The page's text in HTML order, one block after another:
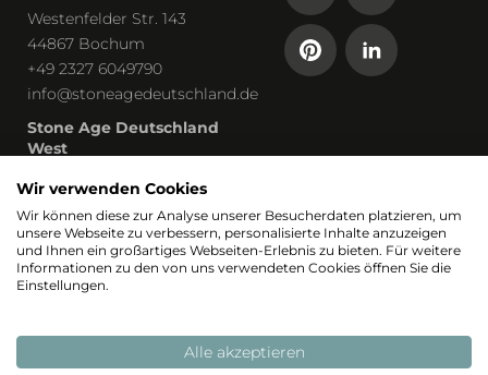
Westenfelder Str. 143
44867 Bochum
+49 2327 6049790
info@stoneagedeutschland.de
Stone Age Deutschland
West
53819 Neunkirchen-Seelscheid
Teil von
Wir verwenden Cookies
Wir können diese zur Analyse unserer Besucherdaten platzieren, um
unsere Webseite zu verbessern, personalisierte Inhalte anzuzeigen
und Ihnen ein großartiges Webseiten-Erlebnis zu bieten. Für weitere
Informationen zu den von uns verwendeten Cookies öffnen Sie die
Einstellungen.
Alle akzeptieren